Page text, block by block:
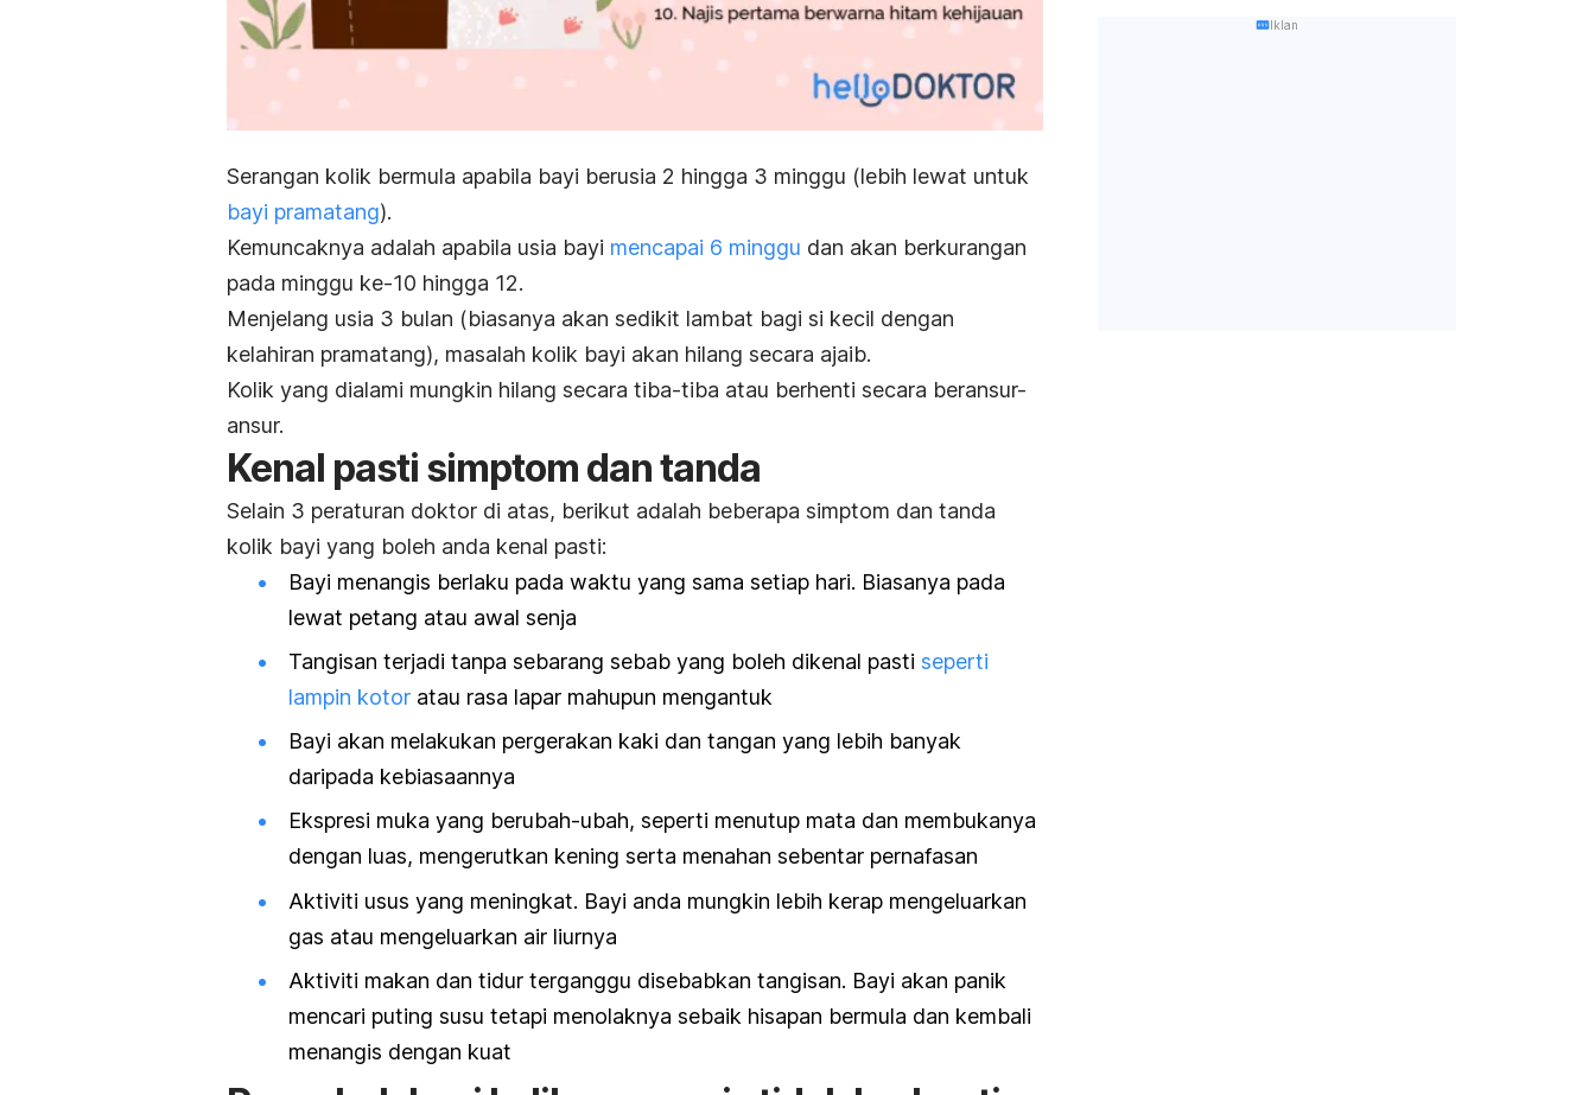
Serangan kolik bermula apabila bayi berusia 2 hingga 3 minggu (lebih lewat untuk
bayi pramatang).
Kemuncaknya adalah apabila usia bayi mencapai 6 minggu dan akan berkurangan
pada minggu ke-10 hingga 12.
Menjelang usia 3 bulan (biasanya akan sedikit lambat bagi si kecil dengan
kelahiran pramatang), masalah kolik bayi akan hilang secara ajaib.
Kolik yang dialami mungkin hilang secara tiba-tiba atau berhenti secara beransur-
ansur.
Kenal pasti simptom dan tanda
Selain 3 peraturan doktor di atas, berikut adalah beberapa simptom dan tanda
kolik bayi yang boleh anda kenal pasti:
Bayi menangis berlaku pada waktu yang sama setiap hari. Biasanya pada
lewat petang atau awal senja
Tangisan terjadi tanpa sebarang sebab yang boleh dikenal pasti seperti
lampin kotor atau rasa lapar mahupun mengantuk
Bayi akan melakukan pergerakan kaki dan tangan yang lebih banyak
daripada kebiasaannya
Ekspresi muka yang berubah-ubah, seperti menutup mata dan membukanya
dengan luas, mengerutkan kening serta menahan sebentar pernafasan
Aktiviti usus yang meningkat. Bayi anda mungkin lebih kerap mengeluarkan
gas atau mengeluarkan air liurnya
Aktiviti makan dan tidur terganggu disebabkan tangisan. Bayi akan panik
mencari puting susu tetapi menolaknya sebaik hisapan bermula dan kembali
menangis dengan kuat
Iklan